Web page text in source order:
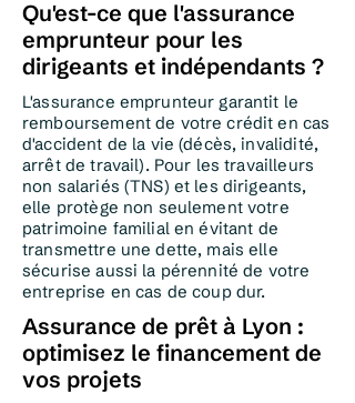
Qu'est-ce que l'assurance
emprunteur pour les
dirigeants et indépendants ?
L'assurance emprunteur garantit le
remboursement de votre crédit en cas
d'accident de la vie (décès, invalidité,
arrêt de travail). Pour les travailleurs
non salariés (TNS) et les dirigeants,
elle protège non seulement votre
patrimoine familial en évitant de
transmettre une dette, mais elle
sécurise aussi la pérennité de votre
entreprise en cas de coup dur.
Assurance de prêt à Lyon :
optimisez le financement de
vos projets